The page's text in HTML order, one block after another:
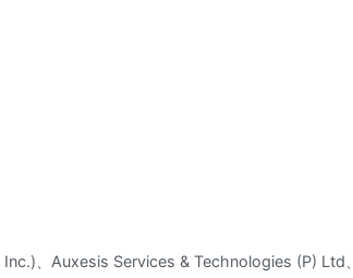
Inc.)、Auxesis Services & Technologies (P) Ltd、